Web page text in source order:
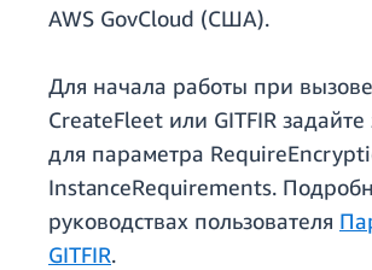
AWS GovCloud (США).
Для начала работы при
CreateFleet или GITFIR
для параметра
InstanceRequirements.
руководствах пользователя
GITFIR.